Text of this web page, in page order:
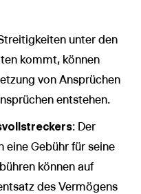
unter den
kommt, können
von Ansprüchen
entstehen.
: Der
eine Gebühr für seine
können auf
des Vermögens